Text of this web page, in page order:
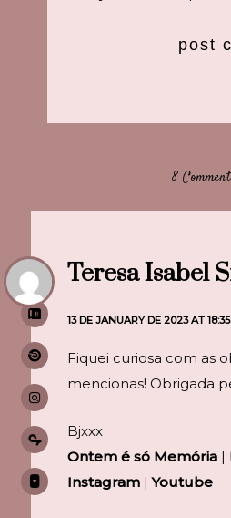
8
Teresa Isabel
13 DE JANUARY DE 2023 AT 18:35
Fiquei curiosa com as
mencionas! Obrigada
Bjxxx
Ontem é só Memória|
Instagram|Youtube